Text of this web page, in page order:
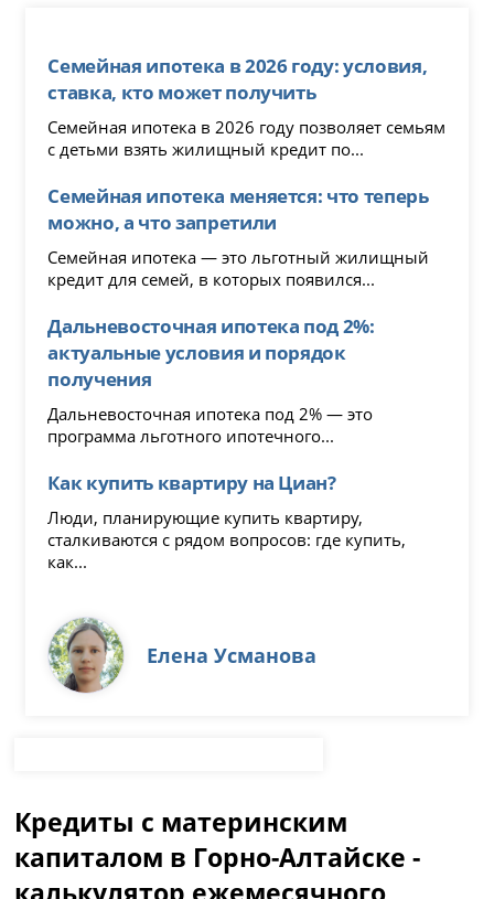
Семейная ипотека в 2026 году: условия,
ставка, кто может получить
Семейная ипотека в 2026 году позволяет семьям
с детьми взять жилищный кредит по...
Семейная ипотека меняется: что теперь
можно, а что запретили
Семейная ипотека — это льготный жилищный
кредит для семей, в которых появился...
Дальневосточная ипотека под 2%:
актуальные условия и порядок
получения
Дальневосточная ипотека под 2% — это
программа льготного ипотечного...
Как купить квартиру на Циан?
Люди, планирующие купить квартиру,
сталкиваются с рядом вопросов: где купить,
как...
Елена Усманова
Кредиты с материнским
капиталом в Горно-Алтайске -